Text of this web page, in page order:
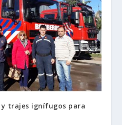
trajes ignífugos para